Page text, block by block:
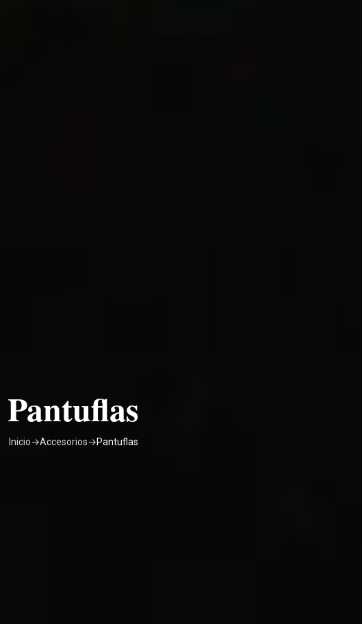
Pantuflas
Inicio→Accesorios→Pantuflas